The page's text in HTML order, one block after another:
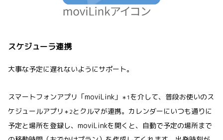
スケジューラ連携
大事な予定に遅れないようにサポート。
スマートフォンアプリ「moviLink」 ＊1 を介して、普段お使いのス
ケジュールアプリ ＊2とクルマが連携。カレンダーにいつも通りに
予定と場所を登録し、moviLinkを開くと、自動で予定の場所まで